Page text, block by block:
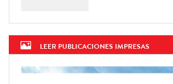
LEER PUBLICACIONES IMPRESAS